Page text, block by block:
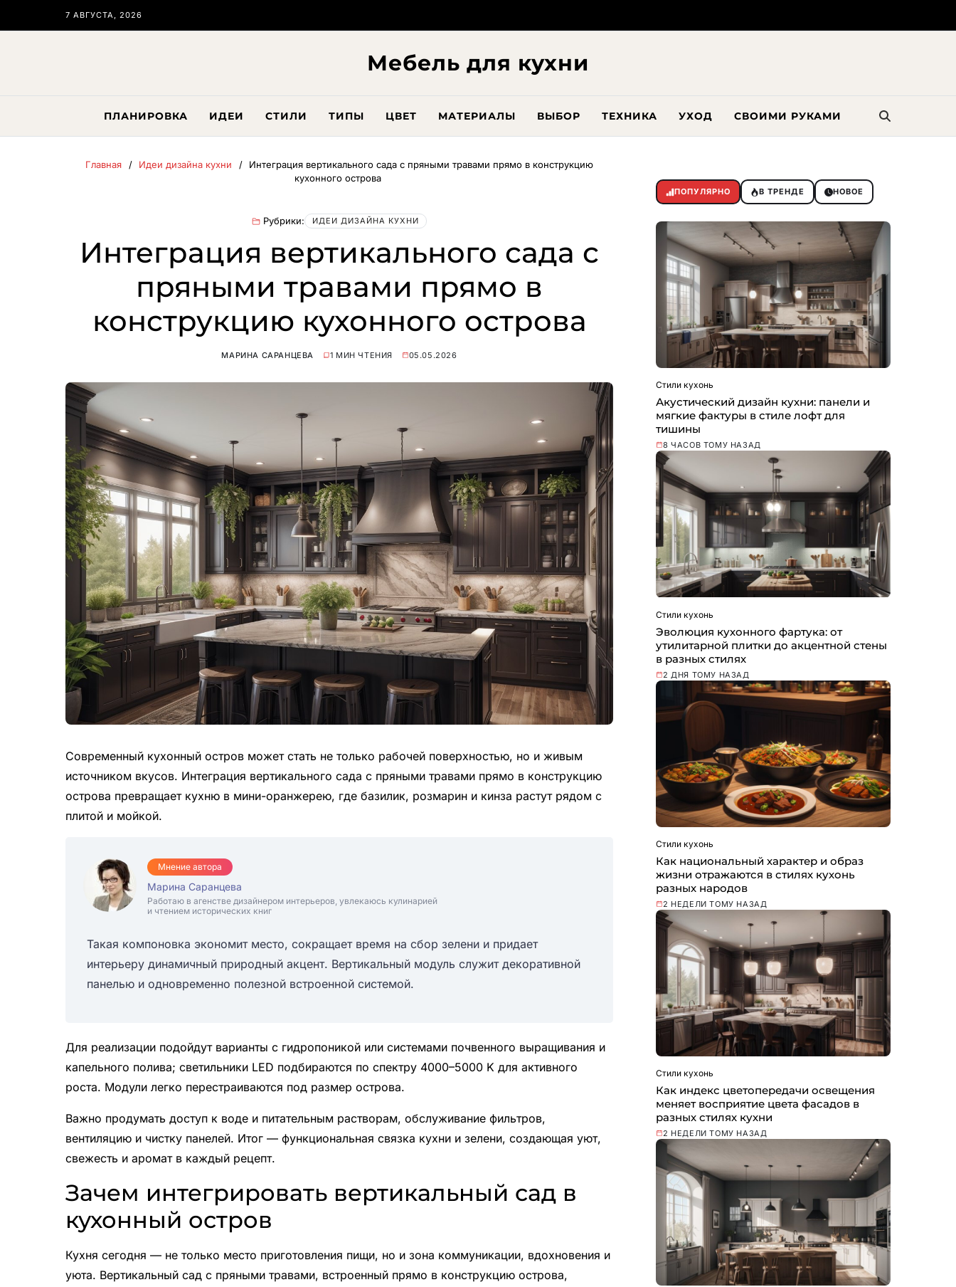
7 АВГУСТА, 2026
Мебель для кухни
ПЛАНИРОВКА ИДЕИ СТИЛИ ТИПЫ ЦВЕТ МАТЕРИАЛЫ ВЫБОР ТЕХНИКА УХОД СВОИМИ РУКАМИ
Главная Идеи дизайна кухни
Интеграция вертикального сада с пряными травами прямо в конструкцию
кухонного острова
Рубрики: ИДЕИ ДИЗАЙНА КУХНИ
Интеграция вертикального сада с
пряными травами прямо в
конструкцию кухонного острова
МАРИНА САРАНЦЕВА 1 МИН ЧТЕНИЯ 05.05.2026
Современный кухонный остров может стать не только рабочей поверхностью, но и живым
источником вкусов. Интеграция вертикального сада с пряными травами прямо в конструкцию
острова превращает кухню в мини-оранжерею, где базилик, розмарин и кинза растут рядом с
плитой и мойкой.
Мнение автора
Марина Саранцева
Работаю в агенстве дизайнером интерьеров, увлекаюсь кулинарией
и чтением исторических книг
Такая компоновка экономит место, сокращает время на сбор зелени и придает
интерьеру динамичный природный акцент. Вертикальный модуль служит декоративной
панелью и одновременно полезной встроенной системой.
Для реализации подойдут варианты с гидропоникой или системами почвенного выращивания и
капельного полива; светильники LED подбираются по спектру 4000–5000 K для активного
роста. Модули легко перестраиваются под размер острова.
Важно продумать доступ к воде и питательным растворам, обслуживание фильтров,
вентиляцию и чистку панелей. Итог — функциональная связка кухни и зелени, создающая уют,
свежесть и аромат в каждый рецепт.
Зачем интегрировать вертикальный сад в
кухонный остров
Кухня сегодня — не только место приготовления пищи, но и зона коммуникации, вдохновения и
уюта. Вертикальный сад с пряными травами, встроенный прямо в конструкцию острова,
ПОПУЛЯРНО В ТРЕНДЕ НОВОЕ
Стили кухонь
Акустический дизайн кухни: панели и
мягкие фактуры в стиле лофт для
тишины
8 ЧАСОВ ТОМУ НАЗАД
Стили кухонь
Эволюция кухонного фартука: от
утилитарной плитки до акцентной стены
в разных стилях
2 ДНЯ ТОМУ НАЗАД
Стили кухонь
Как национальный характер и образ
жизни отражаются в стилях кухонь
разных народов
2 НЕДЕЛИ ТОМУ НАЗАД
Стили кухонь
Как индекс цветопередачи освещения
меняет восприятие цвета фасадов в
разных стилях кухни
2 НЕДЕЛИ ТОМУ НАЗАД